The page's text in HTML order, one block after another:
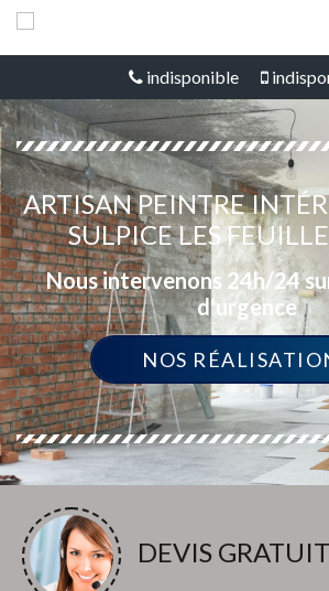
indisponible
ARTISAN PEINTRE
SULPICE LES
Nous intervenons 24h/24
d'urgence
NOS
DEVIS GRATUIT